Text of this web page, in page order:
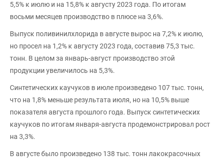
5,5% к июлю и на 15,8% к августу 2023 года. По итогам
восьми месяцев производство в плюсе на 3,6%.
Выпуск поливинилхлорида в августе вырос на 7,2% к июлю,
но просел на 1,2% к августу 2023 года, составив 75,3 тыс.
тонн. В целом за январь-август производство этой
продукции увеличилось на 5,3%.
Синтетических каучуков в июле произведено 107 тыс. тонн,
что на 1,8% меньше результата июля, но на 10,5% выше
показателя августа прошлого года. Выпуск синтетических
каучуков по итогам января-августа продемонстрировал рост
на 3,3%.
В августе было произведено 138 тыс. тонн лакокрасочных